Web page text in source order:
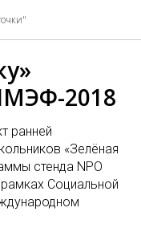
2018
ранней
«Зелёная
стенда NPO
Социальной